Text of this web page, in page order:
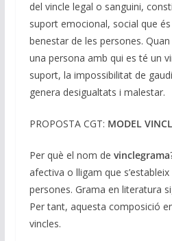
del vincle legal o sanguini,
suport emocional, social que
benestar de les persones.
una persona amb qui es té un
suport, la impossibilitat de
genera desigualtats i malestar.
PROPOSTA CGT: MODEL
Per què el nom de vinclegrama
afectiva o lligam que
persones. Grama en literatura
Per tant, aquesta composició
vincles.